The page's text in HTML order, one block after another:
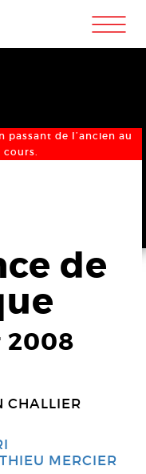
m
passant de l’ancien au
cours.
de
2008
CHALLIER
MERCIER